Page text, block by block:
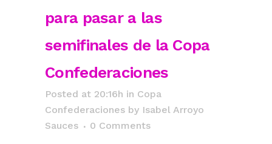
para pasar a las
semifinales de la Copa
Confederaciones
Posted at 20:16h in Copa
Confederaciones by Isabel Arroyo
Sauces
0 Comments